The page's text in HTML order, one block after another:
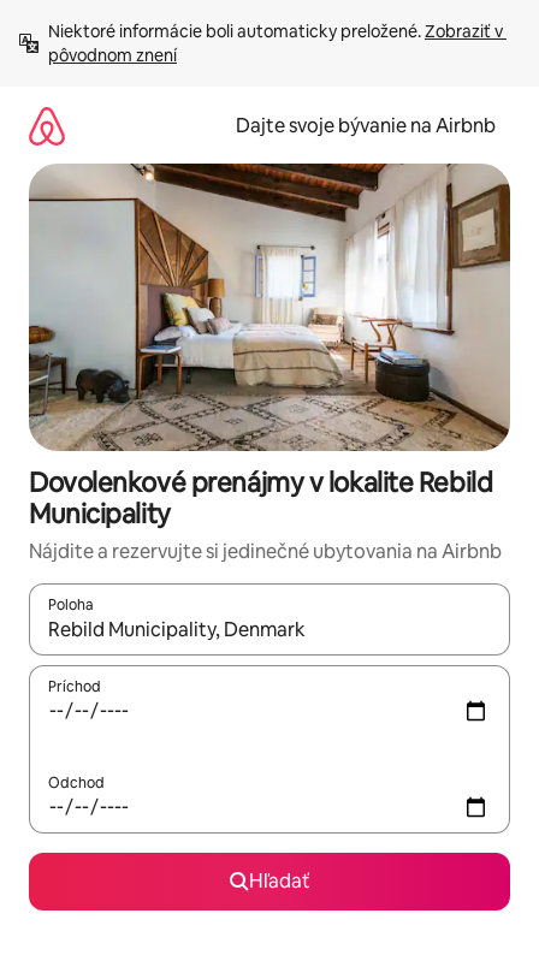
obsah.
Niektoré informácie boli automaticky preložené. Zobraziť v
pôvodnom znení
Dajte svoje bývanie na Airbnb
Dovolenkové prenájmy v lokalite Rebild
Municipality
Nájdite a rezervujte si jedinečné ubytovania na Airbnb
Poloha
Keď budú výsledky k dispozícii, môžete si ich prechádzať
Príchod
Odchod
Hľadať